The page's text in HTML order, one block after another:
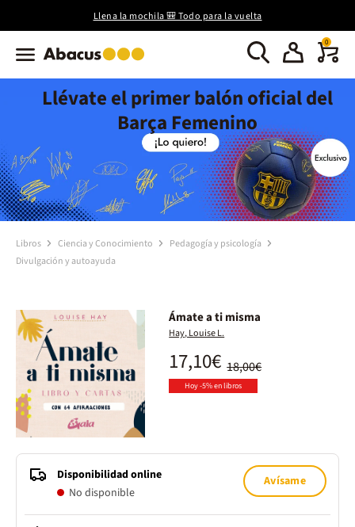
Llena la mochila 🎒 Todo para la vuelta
0
Llévate el primer balón oficial del
Barça Femenino
Libros Ciencia y Conocimiento
Pedagogía y psicología
Divulgación y autoayuda
Ámate a ti misma
Hay, Louise L.
18,00€
17,10€
Hoy -5% en libros
Disponibilidad online
No disponible
Avísame